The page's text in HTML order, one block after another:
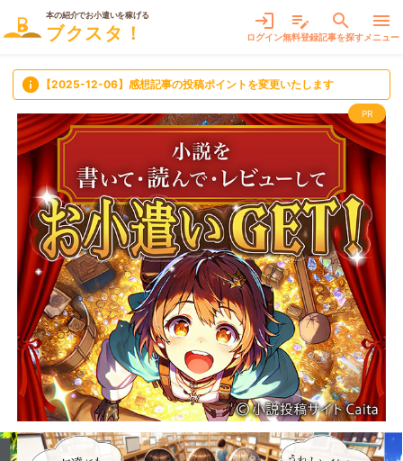
本の紹介でお小遣いを稼げる
ブクスタ！
login
ログイン
edit_note
無料登録
search
記事を探す
menu
メニュー
info 【2025-12-06】感想記事の投稿ポイントを変更いたします
PR